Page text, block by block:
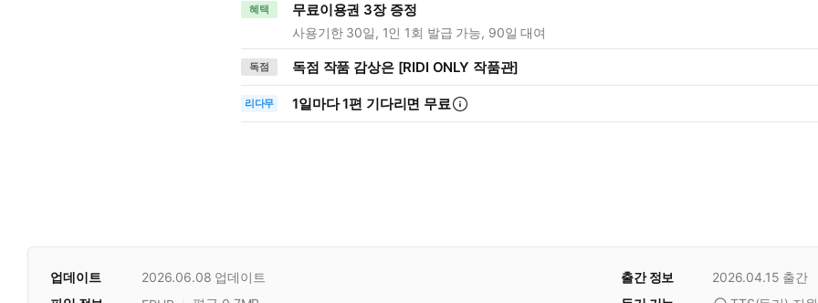
혜택 무료이용권 3장 증정
사용기한 30일, 1인 1회 발급 가능, 90일 대여
독점 독점 작품 감상은 [RIDI ONLY 작품관]
리다무 1일마다1편 기다리면 무료
업데이트 2026.06.08 업데이트 출간 정보 2026.04.15 출간